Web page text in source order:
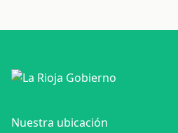
Nuestra ubicación